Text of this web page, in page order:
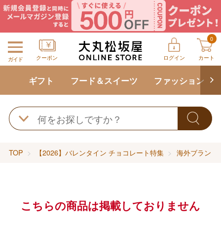
ガイド クーポン ログイン
0
カート
ギフト フード＆スイーツ ファッション
TOP 【2026】バレンタイン チョコレート特集 海外ブランド
こちらの商品は掲載しておりません
バレンタインチョコレート